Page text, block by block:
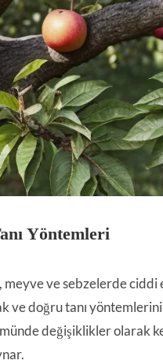
Yöntemleri
, meyve ve sebzelerde ciddi
ve doğru tanı
değişiklikler olarak